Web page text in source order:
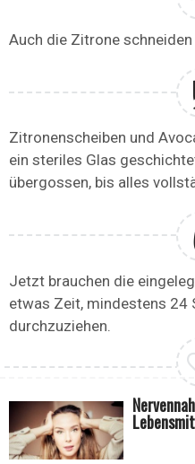
Auch die Zitrone
Zitronenscheiben und
ein steriles Glas
übergossen, bis alles
Jetzt brauchen die
etwas Zeit, mindestens 24
durchzuziehen.